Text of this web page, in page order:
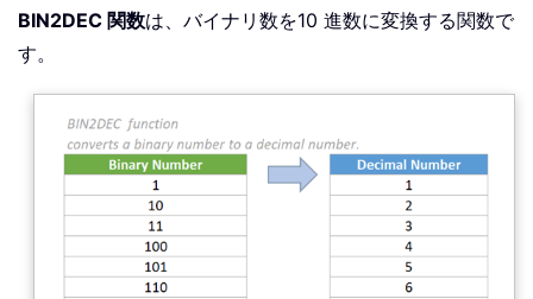
BIN2DEC 関数は、バイナリ数を10 進数に変換する関数で
す。